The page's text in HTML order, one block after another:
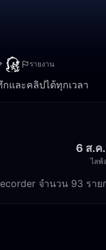
รายงาน
กและคลิปได้ทุกเวลา
6 ส.ค
ไลฟ์
จำนวน 93 รา